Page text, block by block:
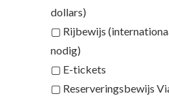
dollars)
▢ Rijbewijs
nodig)
▢ E-tickets
▢ Reserveringsbewijs